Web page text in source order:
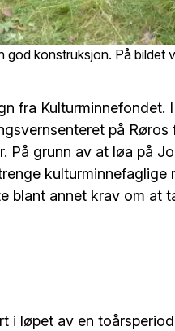
god konstruksjon. På bildet
fra Kulturminnefondet.
på Røros
På grunn av at løa på
kulturminnefaglige
blant annet krav om at
i løpet av en